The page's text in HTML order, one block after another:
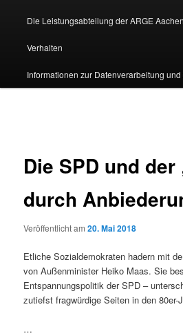
Die Leistungsabteilung der ARGE
Verhalten
Informationen zur Datenverarbeitung
Die SPD und der
durch
Veröffentlicht am20. Mai 2018
Etliche Sozialdemokraten hadern mit
von Außenminister Heiko Maas. Sie
Entspannungspolitik der SPD –
zutiefst fragwürdige Seiten in den 80er-
…